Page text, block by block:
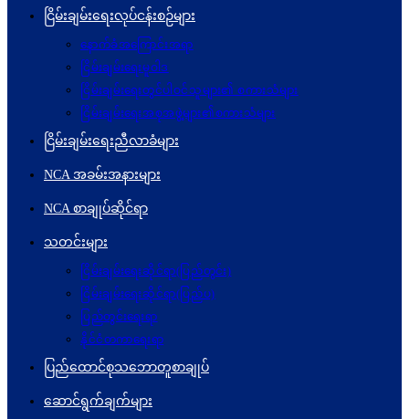
ငြိမ်းချမ်းရေးလုပ်ငန်းစဉ်များ
နောက်ခံအကြောင်းအရာ
ငြိမ်းချမ်းရေးမူဝါဒ
ငြိမ်းချမ်းရေးတွင်ပါဝင်သူများ၏ စကားသံများ
ငြိမ်းချမ်းရေးအစုအဖွဲ့များ၏စကားသံများ
ငြိမ်းချမ်းရေးညီလာခံများ
NCA အခမ်းအနားများ
NCA စာချုပ်ဆိုင်ရာ
သတင်းများ
ငြိမ်းချမ်းရေးဆိုင်ရာ(ပြည်တွင်း)
ငြိမ်းချမ်းရေးဆိုင်ရာ(ပြည်ပ)
ပြည်တွင်းရေးရာ
နိုင်ငံတကာရေးရာ
ပြည်ထောင်စုသဘောတူစာချုပ်
ဆောင်ရွက်ချက်များ